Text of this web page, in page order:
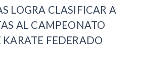
LOGRA CLASIFICAR A
AL CAMPEONATO
FEDERADO